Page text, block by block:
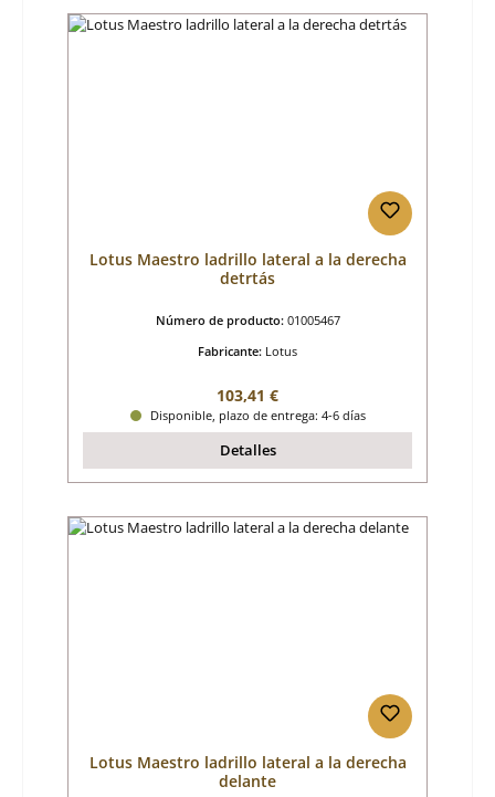
Lotus Maestro ladrillo lateral a la derecha
detrtás
Número de producto: 01005467
Fabricante: Lotus
Precio normal:
103,41 €
Disponible, plazo de entrega: 4-6 días
Detalles
Lotus Maestro ladrillo lateral a la derecha
delante